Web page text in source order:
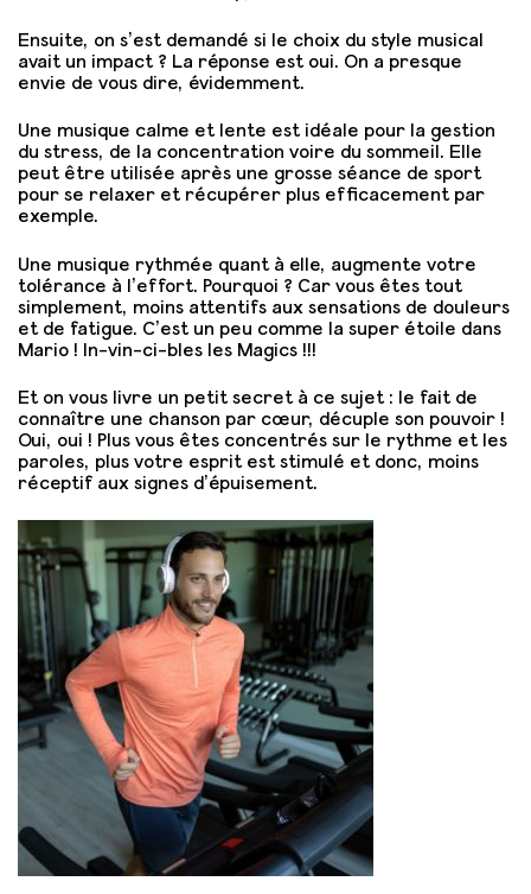
Ensuite, on s’est demandé si le choix du style musical
avait un impact ? La réponse est oui. On a presque
envie de vous dire, évidemment.
Une musique calme et lente est idéale pour la gestion
du stress, de la concentration voire du sommeil. Elle
peut être utilisée après une grosse séance de sport
pour se relaxer et récupérer plus efficacement par
exemple.
Une musique rythmée quant à elle, augmente votre
tolérance à l’effort. Pourquoi ? Car vous êtes tout
simplement, moins attentifs aux sensations de douleurs
et de fatigue. C’est un peu comme la super étoile dans
Mario ! In-vin-ci-bles les Magics !!!
Et on vous livre un petit secret à ce sujet : le fait de
connaître une chanson par cœur, décuple son pouvoir !
Oui, oui ! Plus vous êtes concentrés sur le rythme et les
paroles, plus votre esprit est stimulé et donc, moins
réceptif aux signes d’épuisement.